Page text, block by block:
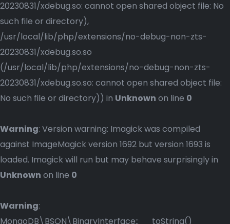
20230831/xdebug.so: cannot open shared object file: No
such file or directory),
/usr/local/lib/php/extensions/no-debug-non-zts-
20230831/xdebug.so.so
(/usr/local/lib/php/extensions/no-debug-non-zts-
20230831/xdebug.so.so: cannot open shared object file:
No such file or directory)) in Unknown on line 0
Warning: Version warning: Imagick was compiled
against ImageMagick version 1692 but version 1693 is
loaded. Imagick will run but may behave surprisingly in
Unknown on line 0
Warning:
MongoDB\BSON\BinaryInterface::__toString()